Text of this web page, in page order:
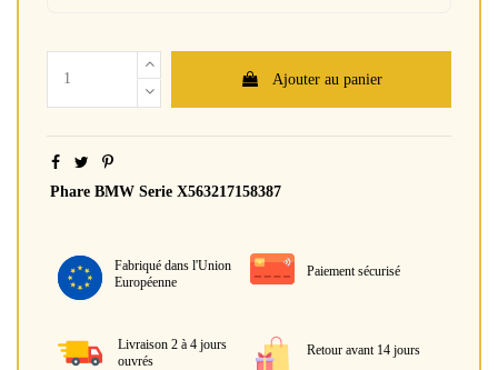
Ajouter au panier
Phare BMW Serie X563217158387
Fabriqué dans l'Union
Européenne
Paiement sécurisé
Livraison 2 à 4 jours
ouvrés
Retour avant 14 jours